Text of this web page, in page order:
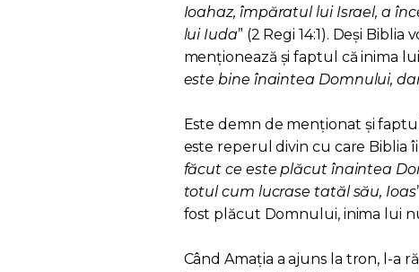
Ioahaz, împăratul lui Israel, a
lui Iuda” (2 Regi 14:1). Deși
menționează și faptul că inima
este bine înaintea Domnului,
Este demn de menționat și
este reperul divin cu care Biblia
făcut ce este plăcut înaintea
totul cum lucrase tatăl său, Ioas
fost plăcut Domnului, inima lui
Când Amația a ajuns la tron, l-a